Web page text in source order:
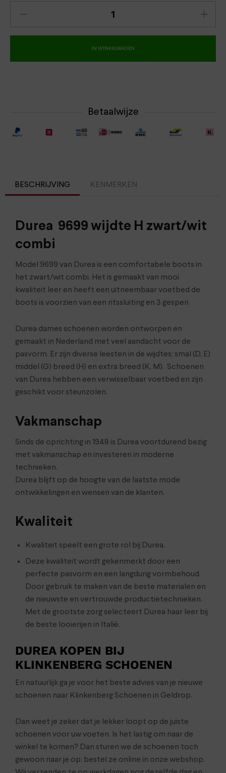
IN WINKELWAGEN
Betaalwijze
BESCHRIJVING KENMERKEN
Durea 9699 wijdte H zwart/wit
combi
Model 9699 van Durea is een comfortabele boots in
het zwart/wit combi. Het is gemaakt van mooi
kwaliteit leer en heeft een uitneembaar voetbed de
boots is voorzien van een ritssluiting en 3 gespen
Durea dames schoenen worden ontworpen en
gemaakt in Nederland met veel aandacht voor de
pasvorm. Er zijn diverse leesten in de wijdtes; smal (D, E)
middel (G) breed (H) en extra breed (K, M). Schoenen
van Durea hebben een verwisselbaar voetbed en zijn
geschikt voor steunzolen.
Vakmanschap
Sinds de oprichting in 1948 is Durea voortdurend bezig
met vakmanschap en investeren in moderne
technieken.
Durea blijft op de hoogte van de laatste mode
ontwikkelingen en wensen van de klanten.
Kwaliteit
Kwaliteit speelt een grote rol bij Durea.
Deze kwaliteit wordt gekenmerkt door een
perfecte pasvorm en een langdurig vormbehoud.
Door gebruik te maken van de beste materialen en
de nieuwste en vertrouwde productietechnieken.
Met de grootste zorg selecteert Durea haar leer bij
de beste looierijen in Italië.
DUREA KOPEN BIJ
KLINKENBERG SCHOENEN
En natuurlijk ga je voor het beste advies van je nieuwe
schoenen naar Klinkenberg Schoenen in Geldrop.
Dan weet je zeker dat je lekker loopt op de juiste
schoenen voor uw voeten. Is het lastig om naar de
winkel te komen? Dan sturen we de schoenen toch
gewoon naar je op: bestel ze online in onze webshop.